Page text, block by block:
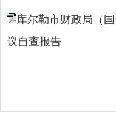
库尔勒市财政局（
议自查报告